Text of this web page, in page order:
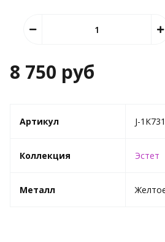
8 750 руб
Артикул J-
Коллекция Эстет
Металл